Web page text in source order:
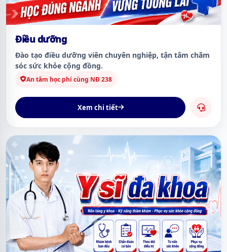
Điều dưỡng
Đào tạo điều dưỡng viên chuyên nghiệp, tận tâm chăm
sóc sức khỏe cộng đồng.
An tâm học phí cùng NĐ 238
Xem chi tiết